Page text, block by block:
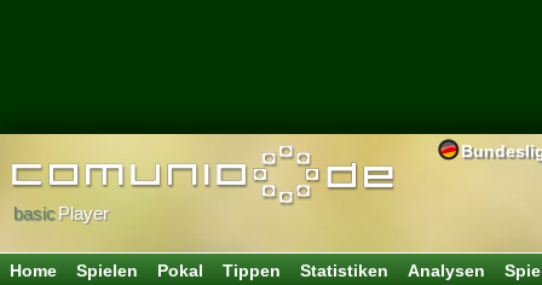
basicPlayer
Home Spielen Pokal Tippen Statistiken Analysen